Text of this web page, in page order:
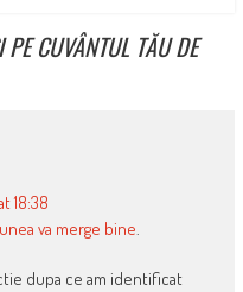
CUVÂNTUL TĂU DE
18:38
va merge bine.
dupa ce am identificat